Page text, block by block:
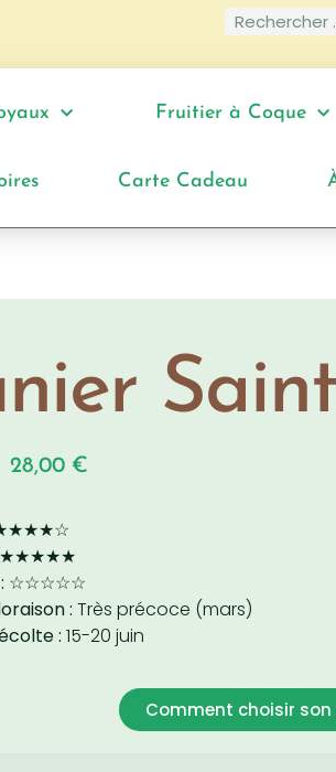
Fruitier à Coque
Carte Cadeau
28,00 €
★★★★★
☆☆☆☆☆
: Très précoce (mars)
: 15-20 juin
Comment choisir